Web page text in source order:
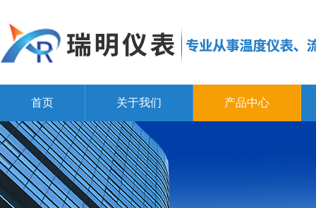
首页 关于我们 产品中心